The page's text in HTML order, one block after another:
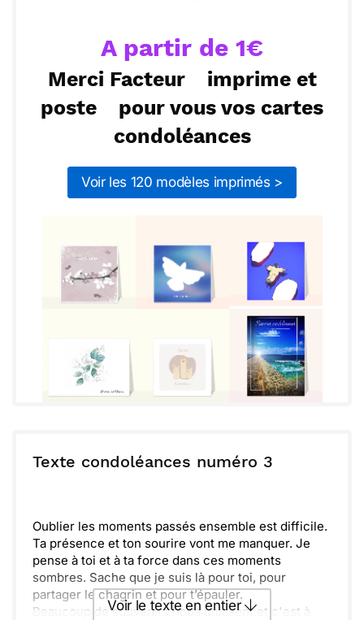
A partir de 1€
Merci Facteur
imprime et
poste
pour vous vos cartes
condoléances
Voir les 120 modèles imprimés >
Texte condoléances numéro 3
Oublier les moments passés ensemble est difficile.
Ta présence et ton sourire vont me manquer. Je
pense à toi et à ta force dans ces moments
sombres. Sache que je suis là pour toi, pour
partager le chagrin et pour t’épauler.
Beaucoup de souvenirs nous unissent et c'est à
Voir le texte en entier